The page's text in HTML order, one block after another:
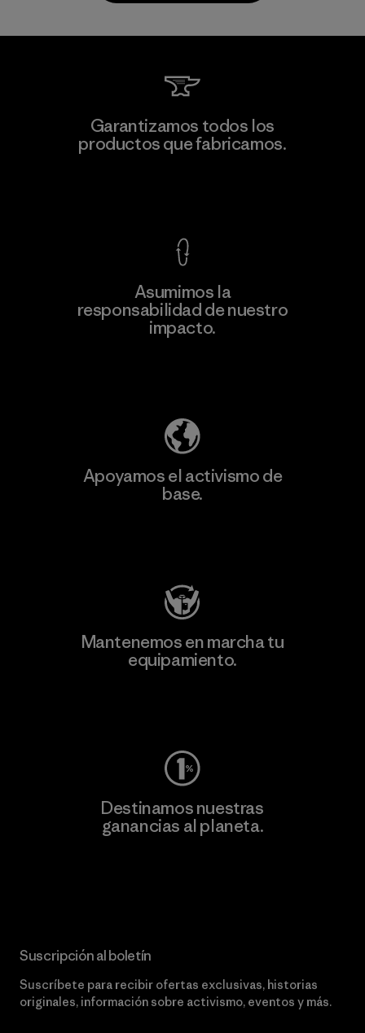
información
Vertical Knits S.A. de C.V.
Factory
Garantizamos todos los
productos que fabricamos.
Asumimos la
responsabilidad de nuestro
impacto.
Apoyamos el activismo de
base.
Mantenemos en marcha tu
equipamiento.
Destinamos nuestras
ganancias al planeta.
Suscripción al boletín
Suscríbete para recibir ofertas exclusivas, historias
originales, información sobre activismo, eventos y más.